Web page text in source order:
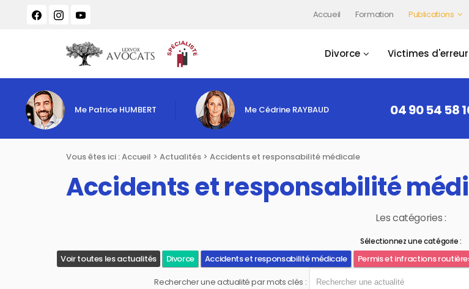
Accueil Formation Publications
Divorce Victimes
Me Patrice HUMBERT Me Cédrine RAYBAUD 04 90 54 58
Vous êtes ici :Accueil > Actualités > Accidents et responsabilité médicale
Accidents et responsabilité
Les catégories :
Sélectionnez une catégorie :
Voir toutes les actualités Divorce Accidents et responsabilité médicale Permis et infractions
Rechercher une actualité par mots clés :